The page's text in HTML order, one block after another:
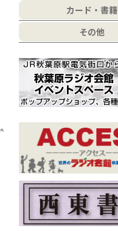
カード・書籍
その他